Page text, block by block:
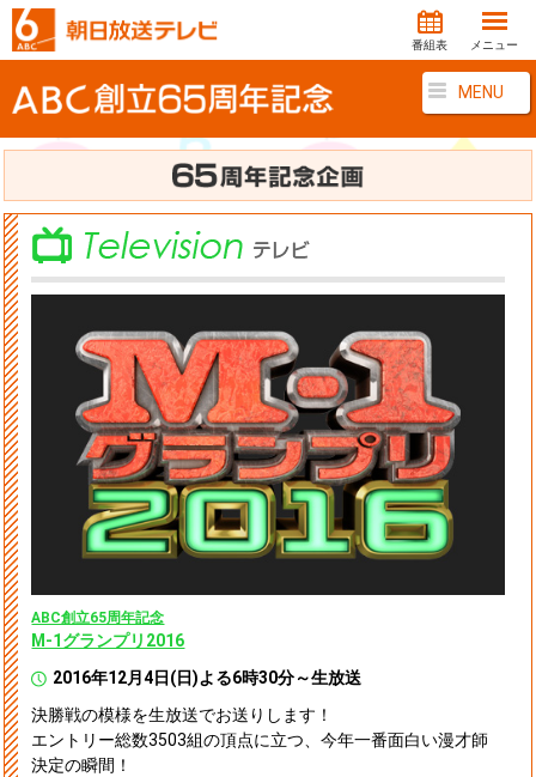
番組表 メニュー
MENU
ABC創立65周年記念
M-1グランプリ2016
2016年12月4日(日)よる6時30分～生放送
決勝戦の模様を生放送でお送りします！
エントリー総数3503組の頂点に立つ、今年一番面白い漫才師
決定の瞬間！